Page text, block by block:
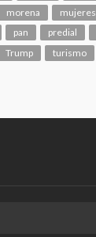
morena mujeres
pan predial
Trump turismo